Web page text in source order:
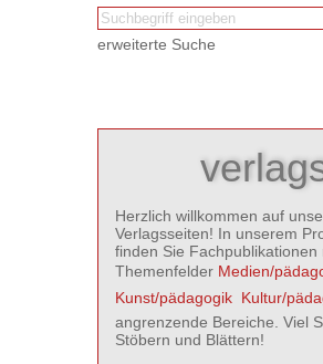
erweiterte Suche
Herzlich willkommen auf
Verlagsseiten! In unserem
finden Sie Fachpublikationen
Themenfelder Medien/
Kunst/pädagogik Kultur/
angrenzende Bereiche. Viel
Stöbern und Blättern!